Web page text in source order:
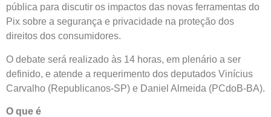
pública para discutir os impactos das novas ferramentas do
Pix sobre a segurança e privacidade na proteção dos
direitos dos consumidores.
O debate será realizado às 14 horas, em plenário a ser
definido, e atende a requerimento dos deputados Vinícius
Carvalho (Republicanos-SP) e Daniel Almeida (PCdoB-BA).
O que é